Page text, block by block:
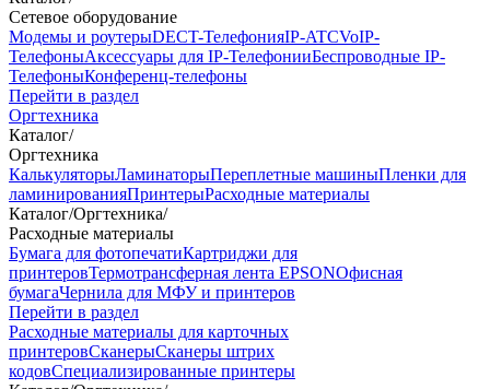
Сетевое оборудование
Модемы и роутерыDECT-ТелефонияIP-ATCVoIP-
ТелефоныАксессуары для IP-ТелефонииБеспроводные IP-
ТелефоныКонференц-телефоны
Перейти в раздел
Оргтехника
Каталог/
Оргтехника
КалькуляторыЛаминаторыПереплетные машиныПленки для
ламинированияПринтерыРасходные материалы
Каталог/Оргтехника/
Расходные материалы
Бумага для фотопечатиКартриджи для
принтеровТермотрансферная лента EPSONОфисная
бумагаЧернила для МФУ и принтеров
Перейти в раздел
Расходные материалы для карточных
принтеровСканерыСканеры штрих
кодовСпециализированные принтеры